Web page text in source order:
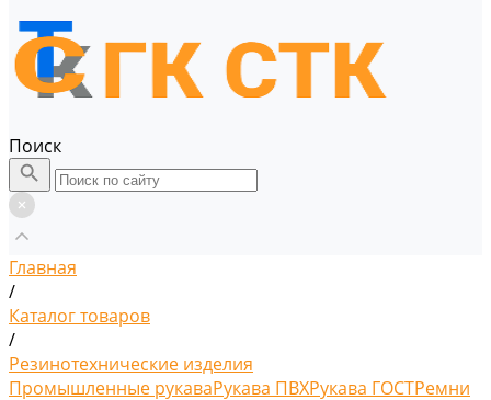
Поиск
Главная
/
Каталог товаров
/
Резинотехнические изделия
Промышленные рукаваРукава ПВХРукава ГОСТРемни